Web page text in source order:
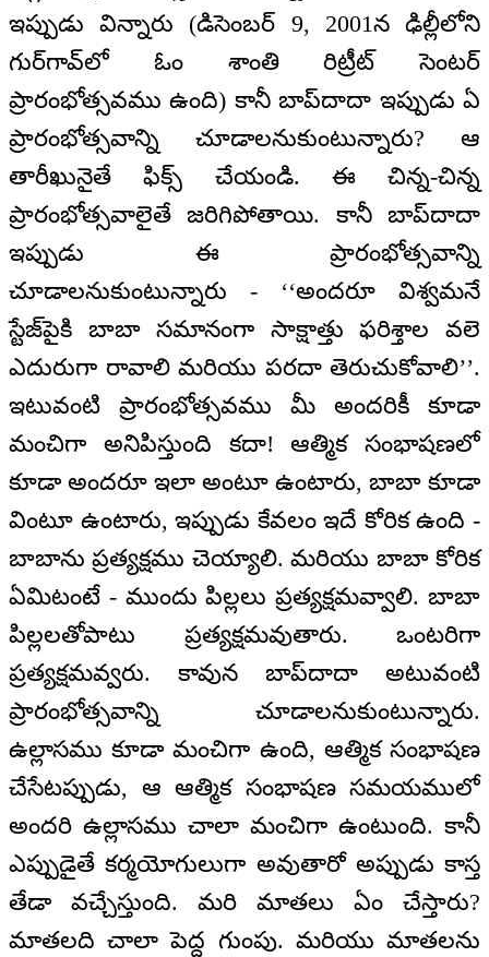
ఇప్పుడు విన్నారు (డిసెంబర్ 9, 2001న ఢిల్లీలోని
గుర్‌గావ్‌లో ఓం శాంతి రిట్రీట్ సెంటర్
ప్రారంభోత్సవము ఉంది) కానీ బాప్‌దాదా ఇప్పుడు ఏ
ప్రారంభోత్సవాన్ని చూడాలనుకుంటున్నారు? ఆ
తారీఖునైతే ఫిక్స్ చేయండి. ఈ చిన్న-చిన్న
ప్రారంభోత్సవాలైతే జరిగిపోతాయి. కానీ బాప్‌దాదా
ఇప్పుడు ఈ ప్రారంభోత్సవాన్ని
చూడాలనుకుంటున్నారు - ‘‘అందరూ విశ్వమనే
స్టేజ్‌పైకి బాబా సమానంగా సాక్షాత్తు ఫరిశ్తాల వలె
ఎదురుగా రావాలి మరియు పరదా తెరుచుకోవాలి’’.
ఇటువంటి ప్రారంభోత్సవము మీ అందరికీ కూడా
మంచిగా అనిపిస్తుంది కదా! ఆత్మిక సంభాషణలో
కూడా అందరూ ఇలా అంటూ ఉంటారు, బాబా కూడా
వింటూ ఉంటారు, ఇప్పుడు కేవలం ఇదే కోరిక ఉంది -
బాబాను ప్రత్యక్షము చెయ్యాలి. మరియు బాబా కోరిక
ఏమిటంటే - ముందు పిల్లలు ప్రత్యక్షమవ్వాలి. బాబా
పిల్లలతోపాటు ప్రత్యక్షమవుతారు. ఒంటరిగా
ప్రత్యక్షమవ్వరు. కావున బాప్‌దాదా అటువంటి
ప్రారంభోత్సవాన్ని చూడాలనుకుంటున్నారు.
ఉల్లాసము కూడా మంచిగా ఉంది, ఆత్మిక సంభాషణ
చేసేటప్పుడు, ఆ ఆత్మిక సంభాషణ సమయములో
అందరి ఉల్లాసము చాలా మంచిగా ఉంటుంది. కానీ
ఎప్పుడైతే కర్మయోగులుగా అవుతారో అప్పుడు కాస్త
తేడా వచ్చేస్తుంది. మరి మాతలు ఏం చేస్తారు?
మాతలది చాలా పెద్ద గుంపు. మరియు మాతలను